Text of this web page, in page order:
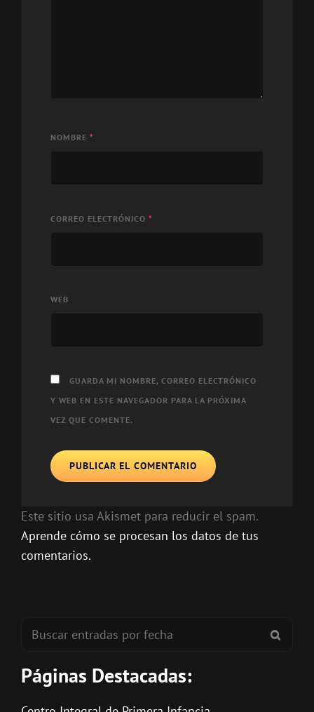
NOMBRE *
CORREO ELECTRÓNICO *
WEB
GUARDA MI NOMBRE, CORREO ELECTRÓNICO
Y WEB EN ESTE NAVEGADOR PARA LA PRÓXIMA
VEZ QUE COMENTE.
Este sitio usa Akismet para reducir el spam.
Aprende cómo se procesan los datos de tus
comentarios.
Buscar:
Páginas Destacadas: